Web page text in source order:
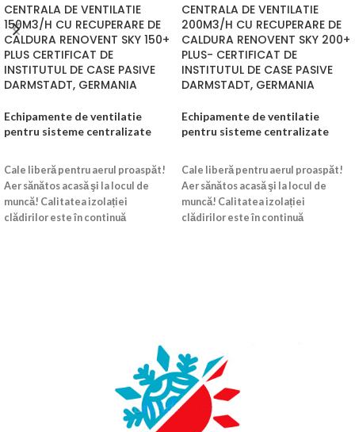
CENTRALA DE VENTILATIE
150M3/H CU RECUPERARE DE
CALDURA RENOVENT SKY 150+
PLUS CERTIFICAT DE
INSTITUTUL DE CASE PASIVE
DARMSTADT, GERMANIA
Echipamente de ventilatie
pentru sisteme centralizate
Cale liberă pentru aerul proaspăt!
Aer sănătos acasă şi la locul de
muncă! Calitatea izolației
clădirilor este în continuă
CENTRALA DE VENTILATIE
200M3/H CU RECUPERARE DE
CALDURA RENOVENT SKY 200+
PLUS- CERTIFICAT DE
INSTITUTUL DE CASE PASIVE
DARMSTADT, GERMANIA
Echipamente de ventilatie
pentru sisteme centralizate
Cale liberă pentru aerul proaspăt!
Aer sănătos acasă şi la locul de
muncă! Calitatea izolației
clădirilor este în continuă